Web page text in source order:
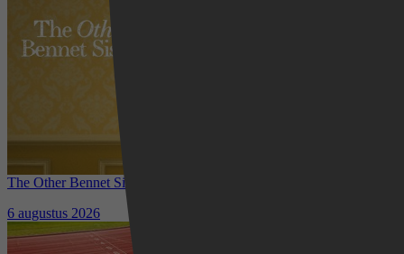
The Other Bennet Sister nu te zien op HBO Max: romantisch
kostuumdrama krijgt lovende recensies
6 augustus 2026